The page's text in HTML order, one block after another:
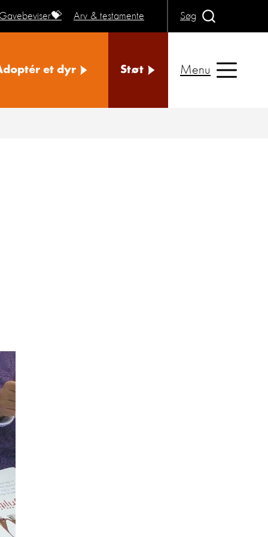
Arv & testamente Søg
et dyr Støt Menu